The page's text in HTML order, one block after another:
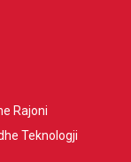
Rajoni
Teknologji